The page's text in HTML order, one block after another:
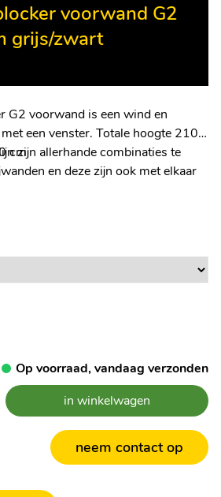
voorwand G2
grijs/zwart
G2 voorwand is een wind en
een venster. Totale hoogte 210
zijn allerhande combinaties te
en deze zijn ook met elkaar
G2
cm
Op voorraad, vandaag verzonden
in winkelwagen
neem contact op